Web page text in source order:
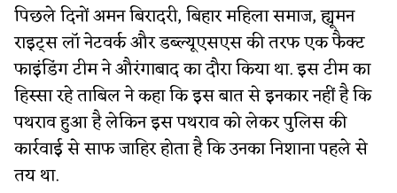
पिछले दिनों अमन बिरादरी, बिहार महिला समाज, ह्यूमन
राइट्स लॉ नेटवर्क और डब्ल्यूएसएस की तरफ एक फैक्ट
फाइंडिंग टीम ने औरंगाबाद का दौरा किया था. इस टीम का
हिस्सा रहे ताबिल ने कहा कि इस बात से इनकार नहीं है कि
पथराव हुआ है लेकिन इस पथराव को लेकर पुलिस की
कार्रवाई से साफ जाहिर होता है कि उनका निशाना पहले से
तय था.